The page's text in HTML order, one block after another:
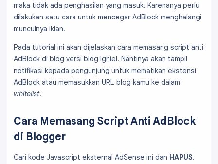
maka tidak ada penghasilan yang masuk. Karenanya perlu
dilakukan satu cara untuk mencegar AdBlock menghalangi
munculnya iklan.
Pada tutorial ini akan dijelaskan cara memasang script anti
AdBlock di blog versi blog Igniel. Nantinya akan tampil
notifikasi kepada pengunjung untuk mematikan ekstensi
AdBlock atau memasukkan URL blog kamu ke dalam
whitelist.
Cara Memasang Script Anti AdBlock
di Blogger
Cari kode Javascript eksternal AdSense ini dan HAPUS.